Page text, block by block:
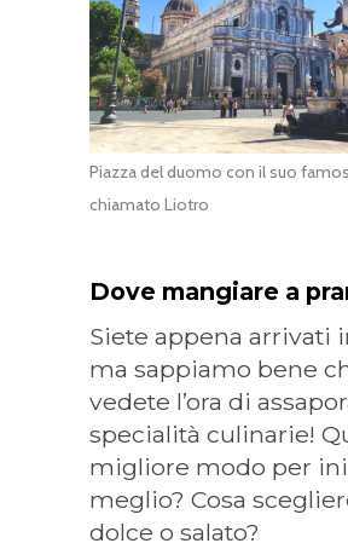
Piazza del duomo con il suo
chiamato Liotro
Dove mangiare a
Siete appena arrivati
ma sappiamo bene
vedete l’ora di
specialità culinarie!
migliore modo per
meglio? Cosa
dolce o salato?